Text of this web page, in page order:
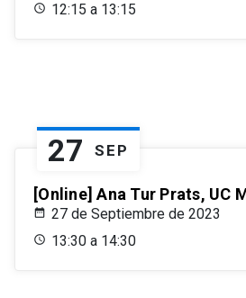
12:15 a 13:15
27 SEP
[Online] Ana Tur Prats, UC
27 de Septiembre de 2023
13:30 a 14:30